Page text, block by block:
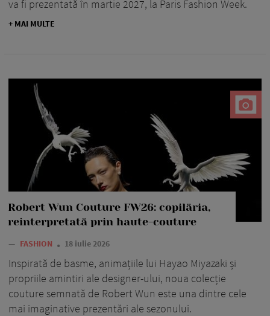
va fi prezentată în martie 2027, la Paris Fashion Week.
+ MAI MULTE
Robert Wun Couture FW26: copilăria,
reinterpretată prin haute-couture
— FASHION 18 iulie 2026
Inspirată de basme, animațiile lui Hayao Miyazaki și
propriile amintiri ale designer-ului, noua colecție
couture semnată de Robert Wun este una dintre cele
mai imaginative prezentări ale sezonului.